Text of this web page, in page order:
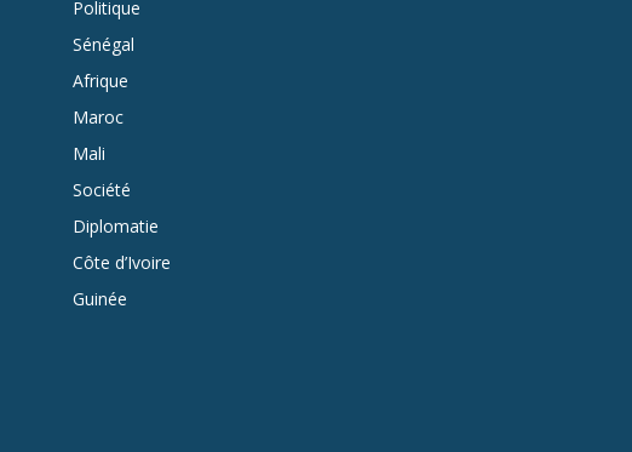
Politique
Sénégal
Afrique
Maroc
Mali
Société
Diplomatie
Côte d’Ivoire
Guinée